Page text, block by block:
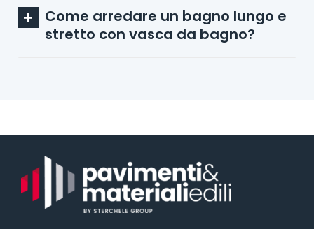
Come arredare un bagno lungo e
stretto con vasca da bagno?